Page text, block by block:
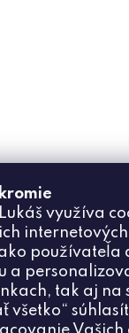
využíva
a
tak aj
všetko“